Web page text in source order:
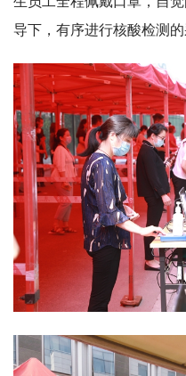
导下，有序进行核酸检测的